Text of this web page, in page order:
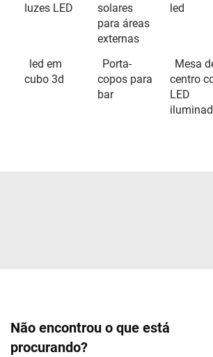
luzes LED
solares
para áreas
externas
led
led em
cubo 3d
Porta-
copos para
bar
Mesa
centro
LED
Não encontrou o que está
procurando?